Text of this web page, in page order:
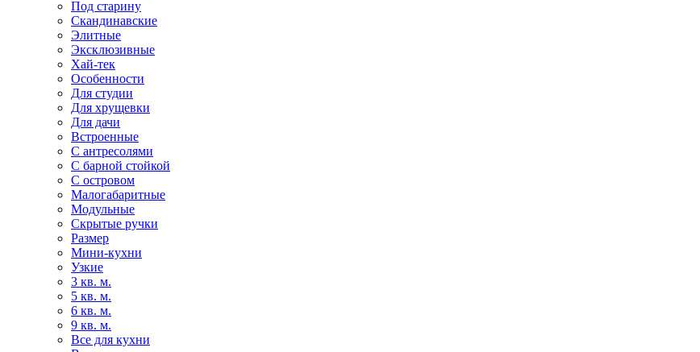
Под старину
Скандинавские
Элитные
Эксклюзивные
Хай-тек
Особенности
Для студии
Для хрущевки
Для дачи
Встроенные
С антресолями
С барной стойкой
С островом
Малогабаритные
Модульные
Скрытые ручки
Размер
Мини-кухни
Узкие
3 кв. м.
5 кв. м.
6 кв. м.
9 кв. м.
Все для кухни